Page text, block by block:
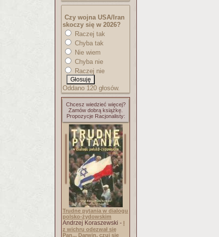
Czy wojna USA/Iran
skoczy się w 2026?
Raczej tak
Chyba tak
Nie wiem
Chyba nie
Raczej nie
Oddano 120 głosów.
Chcesz wiedzieć więcej?
Zamów dobrą książkę.
Propozycje Racjonalisty:
Trudne pytania w dialogu
polsko-żydowskim
Andrzej Koraszewski - I
z wichru odezwał się
Pan... Darwin, czuj się